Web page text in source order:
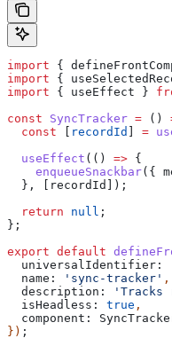
import {
import {
import { useEffect }
const SyncTracker = ()
  const
recordId =
  useEffect
(() => {
    enqueueSnackbar
({
  }, [
recordId
]);
  return
null ;
};
export default
  universalIdentifier:
  name:
'sync-tracker' ,
  description:
'Tracks
  isHeadless:
true ,
  component:
}) ;